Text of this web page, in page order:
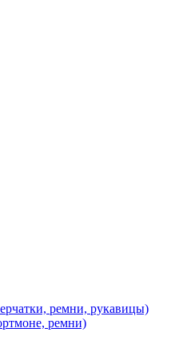
ремни, рукавицы)
ремни)